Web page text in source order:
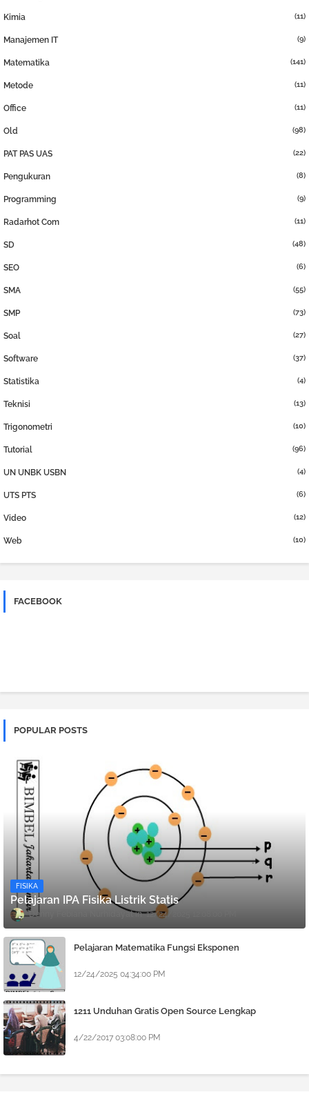
Kimia (11)
Manajemen IT (9)
Matematika (141)
Metode (11)
Office (11)
Old (98)
PAT PAS UAS (22)
Pengukuran (8)
Programming (9)
Radarhot Com (11)
SD (48)
SEO (6)
SMA (55)
SMP (73)
Soal (27)
Software (37)
Statistika (4)
Teknisi (13)
Trigonometri (10)
Tutorial (96)
UN UNBK USBN (4)
UTS PTS (6)
Video (12)
Web (10)
FACEBOOK
POPULAR POSTS
FISIKA
Pelajaran IPA Fisika Listrik Statis
Denny Febiana Nurhidayat 12/24/2025 12:08:00 PM
Pelajaran Matematika Fungsi Eksponen
12/24/2025 04:34:00 PM
1211 Unduhan Gratis Open Source Lengkap
4/22/2017 03:08:00 PM